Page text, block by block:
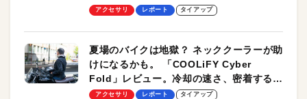
ーも
アクセサリ レポート タイアップ
夏場のバイクは地獄？ ネッククーラーが助
けになるかも。 「COOLiFY Cyber
Fold」レビュー。冷却の速さ、密着する冷
却プレート、シンプルな操作性がグッド！
アクセサリ レポート タイアップ